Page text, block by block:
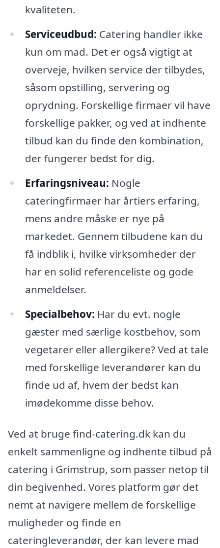
kvaliteten.
Serviceudbud: Catering handler ikke
kun om mad. Det er også vigtigt at
overveje, hvilken service der tilbydes,
såsom opstilling, servering og
oprydning. Forskellige firmaer vil have
forskellige pakker, og ved at indhente
tilbud kan du finde den kombination,
der fungerer bedst for dig.
Erfaringsniveau: Nogle
cateringfirmaer har årtiers erfaring,
mens andre måske er nye på
markedet. Gennem tilbudene kan du
få indblik i, hvilke virksomheder der
har en solid referenceliste og gode
anmeldelser.
Specialbehov: Har du evt. nogle
gæster med særlige kostbehov, som
vegetarer eller allergikere? Ved at tale
med forskellige leverandører kan du
finde ud af, hvem der bedst kan
imødekomme disse behov.
Ved at bruge find-catering.dk kan du
enkelt sammenligne og indhente tilbud på
catering i Grimstrup, som passer netop til
din begivenhed. Vores platform gør det
nemt at navigere mellem de forskellige
muligheder og finde en
cateringleverandør, der kan levere mad